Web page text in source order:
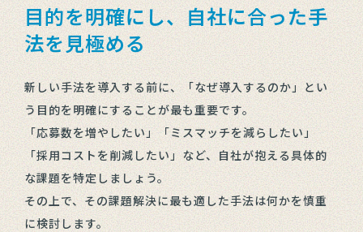
目的を明確にし、自社に合った手
法を見極める
新しい手法を導入する前に、「なぜ導入するのか」とい
う目的を明確にすることが最も重要です。
「応募数を増やしたい」「ミスマッチを減らしたい」
「採用コストを削減したい」など、自社が抱える具体的
な課題を特定しましょう。
その上で、その課題解決に最も適した手法は何かを慎重
に検討します。